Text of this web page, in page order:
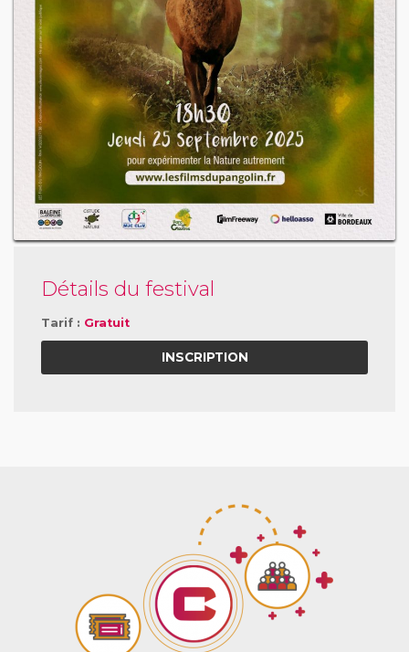
Détails du festival
Tarif : Gratuit
INSCRIPTION